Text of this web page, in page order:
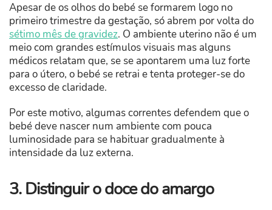
Apesar de os olhos do bebé se formarem logo no
primeiro trimestre da gestação, só abrem por volta do
sétimo mês de gravidez. O ambiente uterino não é um
meio com grandes estímulos visuais mas alguns
médicos relatam que, se se apontarem uma luz forte
para o útero, o bebé se retrai e tenta proteger-se do
excesso de claridade.
Por este motivo, algumas correntes defendem que o
bebé deve nascer num ambiente com pouca
luminosidade para se habituar gradualmente à
intensidade da luz externa.
3. Distinguir o doce do amargo